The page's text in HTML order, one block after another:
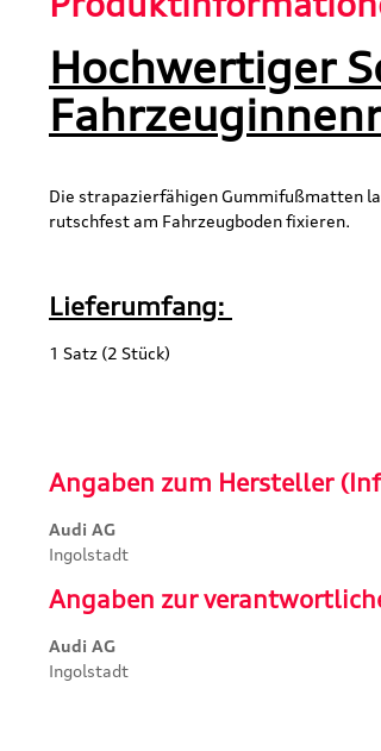
Hochwertiger
Die strapazierfähigen Gummifußmatten
rutschfest am Fahrzeugboden fixieren.
Lieferumfang:
1 Satz (2 Stück)
Angaben zum Hersteller
Audi AG
Ingolstadt
Angaben zur
Audi AG
Ingolstadt